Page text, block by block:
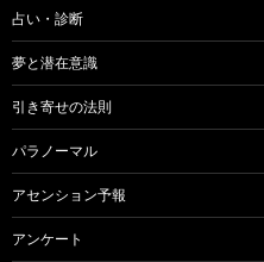
占い・診断
夢と潜在意識
引き寄せの法則
パラノーマル
アセンション予報
アンケート